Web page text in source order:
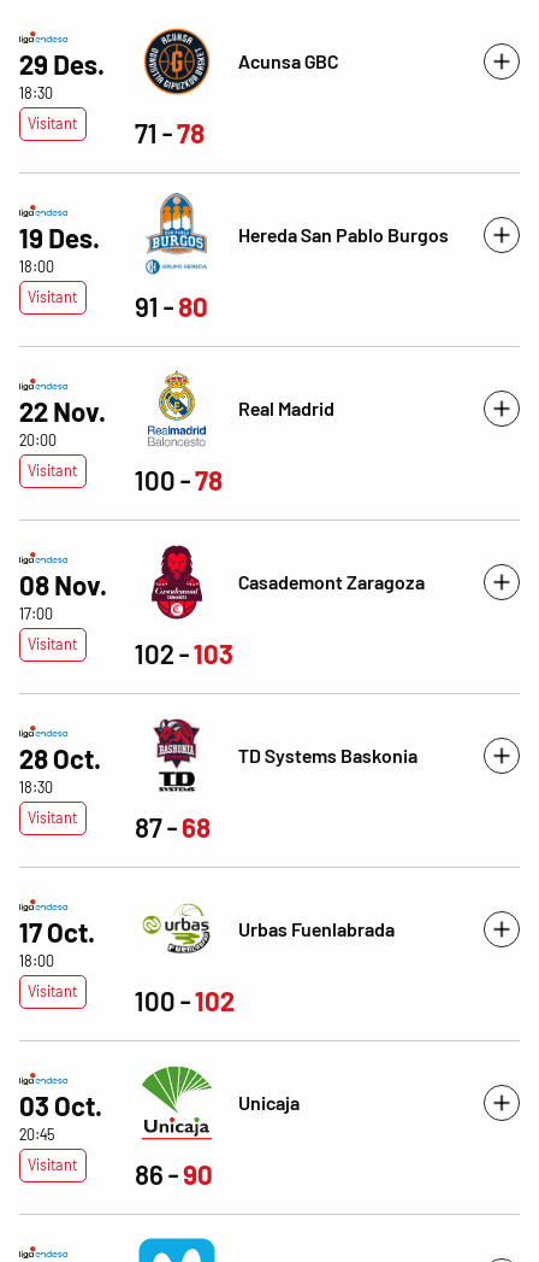
29 Des.
18:30
Visitant
Acunsa GBC
71 78
19 Des.
18:00
Visitant
Hereda San Pablo Burgos
91 80
22 Nov.
20:00
Visitant
Real Madrid
100 78
08 Nov.
17:00
Visitant
Casademont Zaragoza
102 103
28 Oct.
18:30
Visitant
TD Systems Baskonia
87 68
17 Oct.
18:00
Visitant
Urbas Fuenlabrada
100 102
03 Oct.
20:45
Visitant
Unicaja
86 90